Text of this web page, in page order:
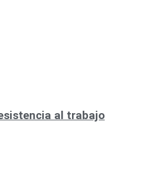
al trabajo